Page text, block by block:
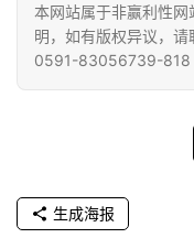
本网站属于非赢利性
明，如有版权异议，请
0591-83056739-818
生成海报